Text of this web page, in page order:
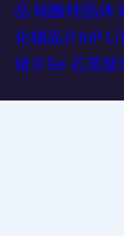
晶 铌酸锂晶体
化铟晶片InP
锗片Ge 石英玻